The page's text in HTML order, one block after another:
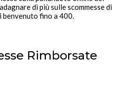
di più sulle scommesse di
benvenuto fino a 400.
Rimborsate